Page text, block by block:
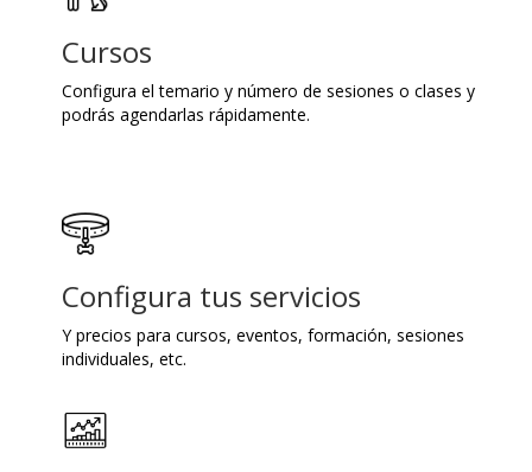
Cursos
Configura el temario y número de sesiones o clases y
podrás agendarlas rápidamente.
Configura tus servicios
Y precios para cursos, eventos, formación, sesiones
individuales, etc.